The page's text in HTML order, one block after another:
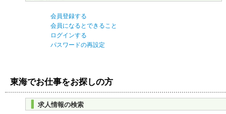
会員登録する
会員になるとできること
ログインする
パスワードの再設定
東海でお仕事をお探しの方
求人情報の検索